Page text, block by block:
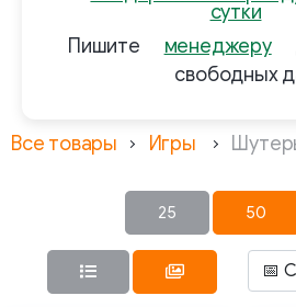
сутки
Пишите
менеджеру
свободных
Все товары Игры
25 50